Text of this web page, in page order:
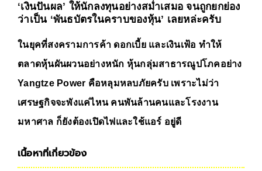
‘เงินปันผล’ ให้นักลงทุนอย่างสม่ำเสมอ จนถูกยกย่อง
ว่าเป็น ‘พันธบัตรในคราบของหุ้น’ เลยหล่ะครับ
ในยุคที่สงครามการค้า ดอกเบี้ย และเงินเฟ้อ ทำให้
ตลาดหุ้นผันผวนอย่างหนัก หุ้นกลุ่มสาธารณูปโภคอย่าง
Yangtze Power คือหลุมหลบภัยครับ เพราะไม่ว่า
เศรษฐกิจจะพังแค่ไหน คนพันล้านคนและโรงงาน
มหาศาล ก็ยังต้องเปิดไฟและใช้แอร์ อยู่ดี
เนื้อหาที่เกี่ยวข้อง